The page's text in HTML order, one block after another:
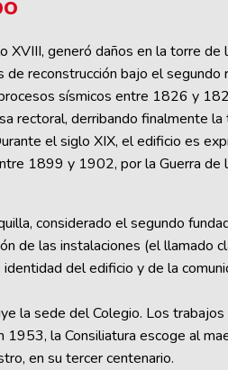
generó daños en la torre de
reconstrucción bajo el
sísmicos entre 1826 y
rectoral, derribando finalmente
el siglo XIX, el edificio es
1899 y 1902, por la Guerra de
considerado el segundo
de las instalaciones (el llamado
del edificio y de la
la sede del Colegio. Los trabajos
1953, la Consiliatura escoge al
en su tercer centenario.